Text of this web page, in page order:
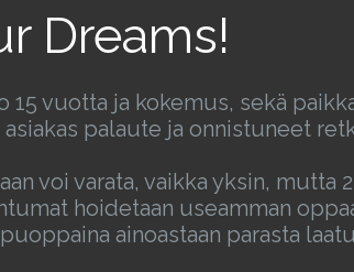
Dreams!
15 vuotta ja kokemus, sekä
palaute ja onnistuneet
voi varata, vaikka yksin,
hoidetaan useamman
ainoastaan parasta